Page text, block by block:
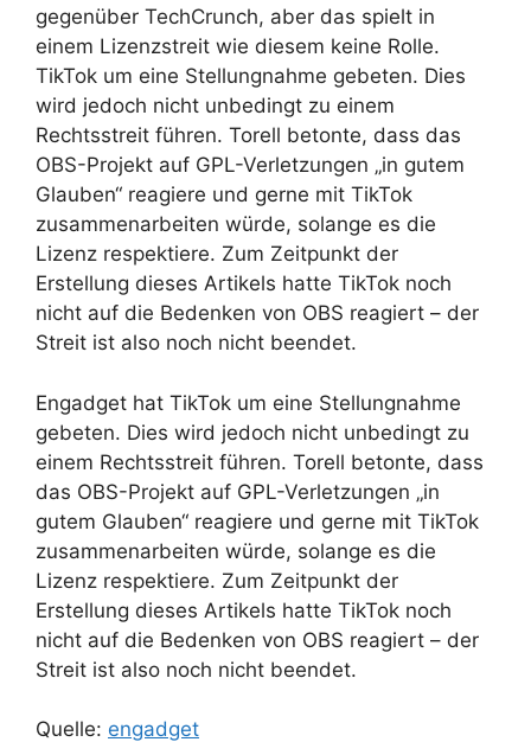
gegenüber TechCrunch, aber das spielt in
einem Lizenzstreit wie diesem keine Rolle.
TikTok um eine Stellungnahme gebeten. Dies
wird jedoch nicht unbedingt zu einem
Rechtsstreit führen. Torell betonte, dass das
OBS-Projekt auf GPL-Verletzungen „in gutem
Glauben“ reagiere und gerne mit TikTok
zusammenarbeiten würde, solange es die
Lizenz respektiere. Zum Zeitpunkt der
Erstellung dieses Artikels hatte TikTok noch
nicht auf die Bedenken von OBS reagiert – der
Streit ist also noch nicht beendet.
Engadget hat TikTok um eine Stellungnahme
gebeten. Dies wird jedoch nicht unbedingt zu
einem Rechtsstreit führen. Torell betonte, dass
das OBS-Projekt auf GPL-Verletzungen „in
gutem Glauben“ reagiere und gerne mit TikTok
zusammenarbeiten würde, solange es die
Lizenz respektiere. Zum Zeitpunkt der
Erstellung dieses Artikels hatte TikTok noch
nicht auf die Bedenken von OBS reagiert – der
Streit ist also noch nicht beendet.
Quelle: engadget